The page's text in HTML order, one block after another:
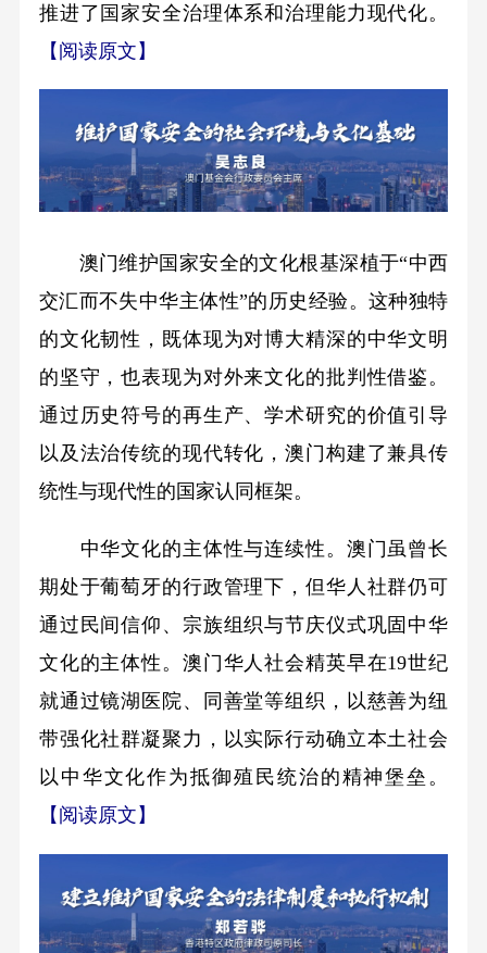
推进了国家安全治理体系和治理能力现代化。
【阅读原文】
澳门维护国家安全的文化根基深植于“中西
交汇而不失中华主体性”的历史经验。这种独特
的文化韧性，既体现为对博大精深的中华文明
的坚守，也表现为对外来文化的批判性借鉴。
通过历史符号的再生产、学术研究的价值引导
以及法治传统的现代转化，澳门构建了兼具传
统性与现代性的国家认同框架。
中华文化的主体性与连续性。澳门虽曾长
期处于葡萄牙的行政管理下，但华人社群仍可
通过民间信仰、宗族组织与节庆仪式巩固中华
文化的主体性。澳门华人社会精英早在19世纪
就通过镜湖医院、同善堂等组织，以慈善为纽
带强化社群凝聚力，以实际行动确立本土社会
以中华文化作为抵御殖民统治的精神堡垒。
【阅读原文】